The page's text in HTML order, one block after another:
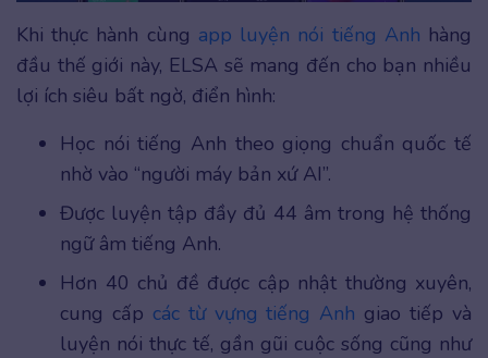
Khi thực hành cùng app luyện nói tiếng Anh hàng
đầu thế giới này, ELSA sẽ mang đến cho bạn nhiều
lợi ích siêu bất ngờ, điển hình:
Học nói tiếng Anh theo giọng chuẩn quốc tế
nhờ vào “người máy bản xứ AI”.
Được luyện tập đầy đủ 44 âm trong hệ thống
ngữ âm tiếng Anh.
Hơn 40 chủ đề được cập nhật thường xuyên,
cung cấp các từ vựng tiếng Anh giao tiếp và
luyện nói thực tế, gần gũi cuộc sống cũng như